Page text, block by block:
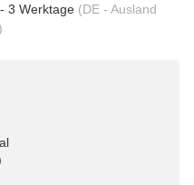
3 Werktage (DE - Ausland